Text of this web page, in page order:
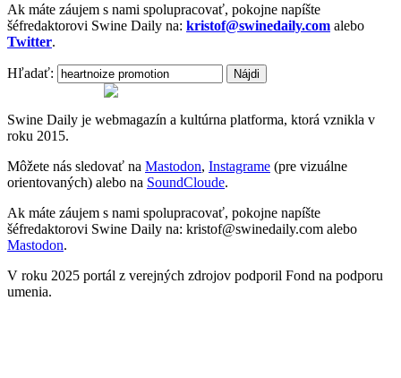
Ak máte záujem s nami spolupracovať, pokojne napíšte
šéfredaktorovi Swine Daily na: kristof@swinedaily.com alebo
Twitter.
Hľadať:
Swine Daily je webmagazín a kultúrna platforma, ktorá vznikla v
roku 2015.
Môžete nás sledovať na Mastodon, Instagrame (pre vizuálne
orientovaných) alebo na SoundCloude.
Ak máte záujem s nami spolupracovať, pokojne napíšte
šéfredaktorovi Swine Daily na: kristof@swinedaily.com alebo
Mastodon.
V roku 2025 portál z verejných zdrojov podporil Fond na podporu
umenia.